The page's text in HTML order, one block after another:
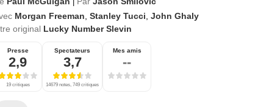
Morgan Freeman Stanley Tucci John Ghaly
original Lucky Number Slevin
Presse
2,9
19 critiques
Spectateurs
3,7
14679 notes, 749 critiques
Mes amis
--